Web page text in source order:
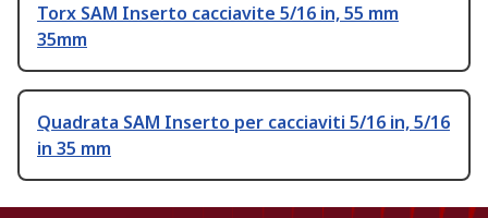
Torx SAM Inserto cacciavite 5/16 in, 55 mm
35mm
Quadrata SAM Inserto per cacciaviti 5/16 in, 5/16
in 35 mm